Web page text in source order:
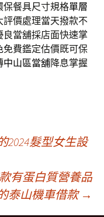
保餐具尺寸規格單層
價處理當天撥款不
良當舖採店面快速掌
免費鑑定估價既可保
中山區當舖降息掌握
2024髮型女生設
有蛋白質營養品
泰山機車借款 →